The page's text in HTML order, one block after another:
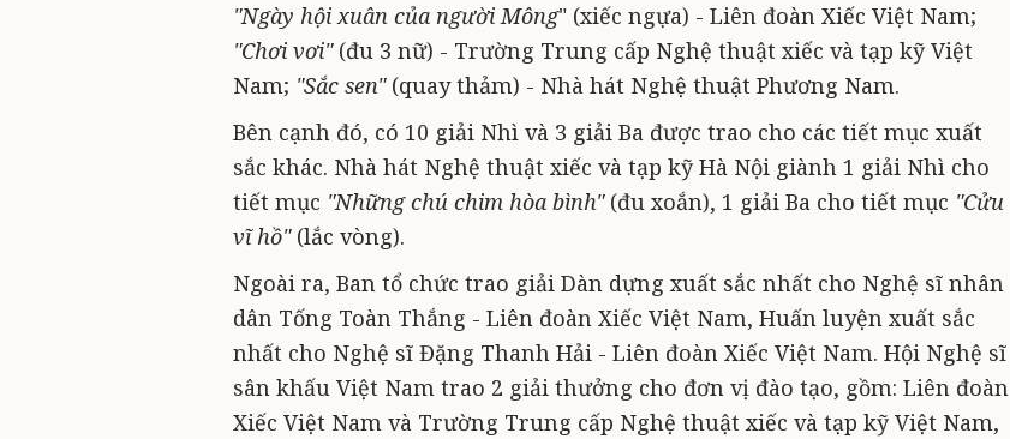
"Ngày hội xuân của người Mông" (xiếc ngựa) - Liên đoàn Xiếc Việt Nam;
"Chơi vơi"(đu 3 nữ) - Trường Trung cấp Nghệ thuật xiếc và tạp kỹ Việt
Nam; "Sắc sen"(quay thảm) - Nhà hát Nghệ thuật Phương Nam.
Bên cạnh đó, có 10 giải Nhì và 3 giải Ba được trao cho các tiết mục xuất
sắc khác. Nhà hát Nghệ thuật xiếc và tạp kỹ Hà Nội giành 1 giải Nhì cho
tiết mục "Những chú chim hòa bình"(đu xoắn), 1 giải Ba cho tiết mục "Cửu
vĩ hồ" (lắc vòng).
Ngoài ra, Ban tổ chức trao giải Dàn dựng xuất sắc nhất cho Nghệ sĩ nhân
dân Tống Toàn Thắng - Liên đoàn Xiếc Việt Nam, Huấn luyện xuất sắc
nhất cho Nghệ sĩ Đặng Thanh Hải - Liên đoàn Xiếc Việt Nam. Hội Nghệ sĩ
sân khấu Việt Nam trao 2 giải thưởng cho đơn vị đào tạo, gồm: Liên đoàn
Xiếc Việt Nam và Trường Trung cấp Nghệ thuật xiếc và tạp kỹ Việt Nam,